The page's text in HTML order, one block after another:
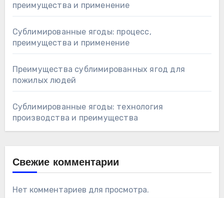
преимущества и применение
Сублимированные ягоды: процесс,
преимущества и применение
Преимущества сублимированных ягод для
пожилых людей
Сублимированные ягоды: технология
производства и преимущества
Свежие комментарии
Нет комментариев для просмотра.